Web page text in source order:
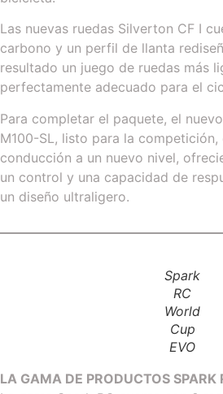
Las nuevas ruedas Silverton CF I
carbono y un perfil de llanta
resultado un juego de ruedas más
perfectamente adecuado para el
Para completar el paquete, el
M100-SL, listo para la
conducción a un nuevo nivel,
un control y una capacidad de
un diseño ultraligero.
Spark
RC
World
Cup
EVO
LA GAMA DE PRODUCTOS SPARK